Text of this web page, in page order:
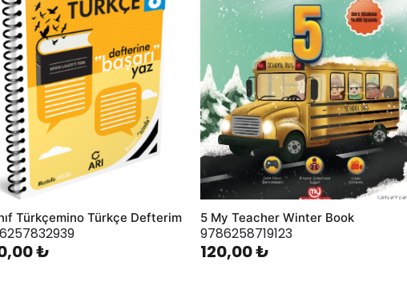
Türkçemino Türkçe Defterim
₺
5 My Teacher Winter Book
9786258719123
120,00 ₺